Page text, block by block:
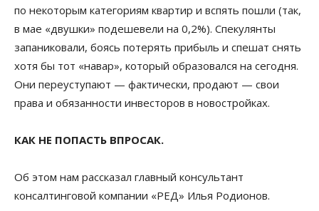
по некоторым категориям квартир и вспять пошли (так,
в мае «двушки» подешевели на 0,2%). Спекулянты
запаниковали, боясь потерять прибыль и спешат снять
хотя бы тот «навар», который образовался на сегодня.
Они переуступают — фактически, продают — свои
права и обязанности инвесторов в новостройках.
КАК НЕ ПОПАСТЬ ВПРОСАК.
Об этом нам рассказал главный консультант
консалтинговой компании «РЕД» Илья Родионов.